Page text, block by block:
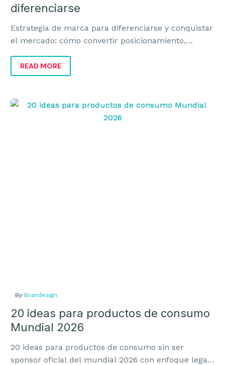
diferenciarse
Estrategia de marca para diferenciarse y conquistar
el mercado: cómo convertir posicionamiento,
READ MORE
20
ideas
By Brandesign
20 ideas para productos de consumo
Mundial 2026
20 ideas para productos de consumo sin ser
sponsor oficial del mundial 2026 con enfoque legal,